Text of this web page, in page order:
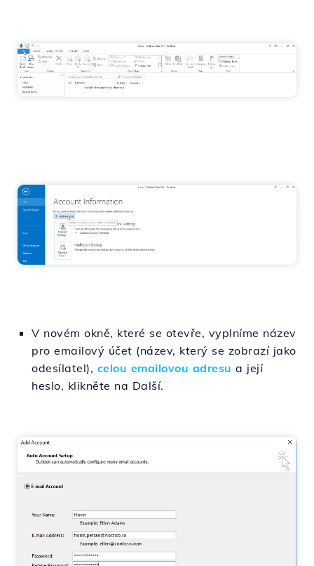
V novém okně, které se otevře, vyplníme název
pro emailový účet (název, který se zobrazí jako
odesílatel), celou emailovou adresu a její
heslo, klikněte na Další.